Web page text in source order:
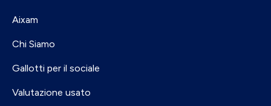
Aixam
Chi Siamo
Gallotti per il sociale
Valutazione usato